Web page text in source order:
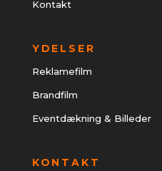
Kontakt
YDELSER
Reklamefilm
Brandfilm
Eventdækning & Billeder
KONTAKT